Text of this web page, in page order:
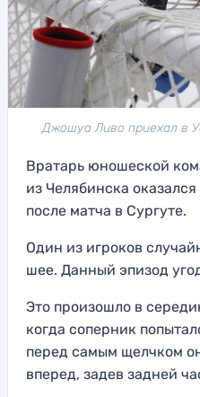
Джошуа Ливо приехал в
Вратарь юношеской
из Челябинска
после матча в Сургуте.
Один из игроков
шее. Данный эпизод
Это произошло в
когда соперник
перед самым щелчком
вперед, задев задней